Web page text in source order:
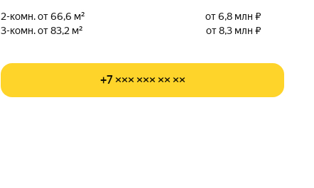
2-комн. от 66,6 м²
от 6,8 млн ₽
3-комн. от 83,2 м²
от 8,3 млн ₽
+7 ××× ××× ×× ××